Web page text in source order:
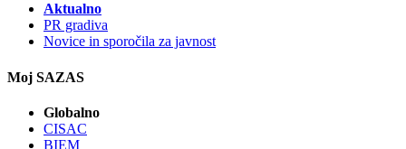
Aktualno
PR gradiva
Novice in sporočila za javnost
Moj SAZAS
Globalno
CISAC
BIEM